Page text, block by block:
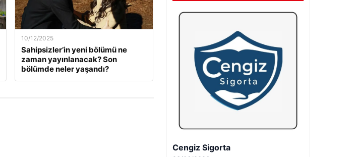
10/12/2025
Sahipsizler’in yeni bölümü ne
zaman yayınlanacak? Son
bölümde neler yaşandı?
Hastaş Beton